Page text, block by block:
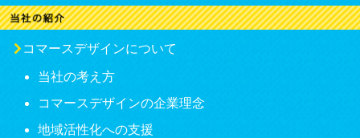
コマースデザインについて
当社の考え方
コマースデザインの企業理念
地域活性化への支援